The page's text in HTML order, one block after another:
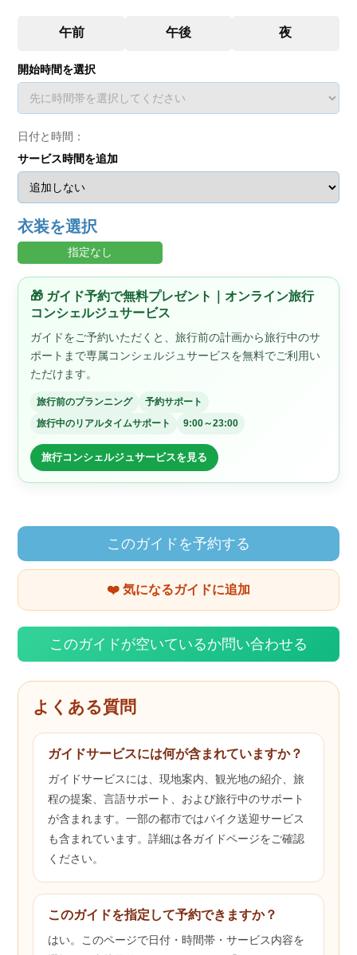
開始時間を選択
日付と時間：
サービス時間を追加
衣装を選択
指定なし
🎁 ガイド予約で無料プレゼント｜オンライン旅行
コンシェルジュサービス
ガイドをご予約いただくと、旅行前の計画から旅行中のサ
ポートまで専属コンシェルジュサービスを無料でご利用い
ただけます。
旅行前のプランニング
予約サポート
旅行中のリアルタイムサポート
9:00～23:00
旅行コンシェルジュサービスを見る
このガイドを予約する
❤️ 気になるガイドに追加
このガイドが空いているか問い合わせる
よくある質問
ガイドサービスには何が含まれていますか？
ガイドサービスには、現地案内、観光地の紹介、旅
程の提案、言語サポート、および旅行中のサポート
が含まれます。一部の都市ではバイク送迎サービス
も含まれています。詳細は各ガイドページをご確認
ください。
このガイドを指定して予約できますか？
はい。このページで日付・時間帯・サービス内容を